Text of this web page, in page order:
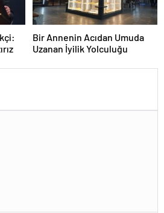
Bir Annenin Acıdan Umuda
Uzanan İyilik Yolculuğu